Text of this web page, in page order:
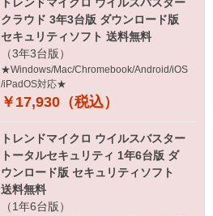
クラウド 3年3台版 ダウンロード版
セキュリティソフト 送料無料
（3年3台版）
★Windows/Mac/Chromebook/Android/iOS
/iPadOS対応★
￥17,930（税込）
トレンドマイクロ ウイルスバスター
トータルセキュリティ 1年6台版 ダ
ウンロード版 セキュリティソフト
送料無料
（1年6台版）